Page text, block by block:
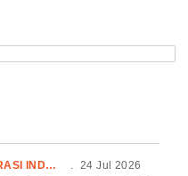
INSPIRASI INDONESIA 24 Jul 2026